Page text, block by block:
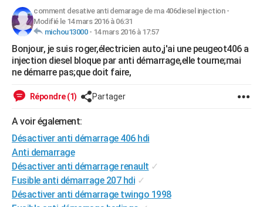
Retraite
Impôts
Epargne
Immobilier
Risques naturels par ville
Banque
Assurance
Crédit
AUTO
Essais
Réserver un essai
Citadines
Berlines
SUV
Forum auto
HIGH-TECH
Mobiles
Meilleur smartphone
Internet
Ordinateurs
Jeux vidéo
Guide high-tech
+BRICOLAGE
SANTE
Alimentation
Guide de la santé
Maladies
Médicaments
Sommeil
VOYAGE
Destinations
City break
Voyage nature
Voyage de noces
Forum
Climat
+PHOTO
GUIDES D'ACHAT
comment desative anti demarage de ma 406diesel injection-
Modifié le 14 mars 2016 à 06:31
michou13000- 14 mars 2016 à 17:57
Bonjour, je suis roger,électricien auto,j'ai une peugeot406 a
injection diesel bloque par anti démarrage,elle tourne;mai
ne démarre pas;que doit faire,
Répondre (1) Partager
A voir également:
Désactiver anti démarrage 406 hdi
Anti demarrage
Désactiver anti démarrage renault ✓
Fusible anti démarrage 207 hdi ✓
Désactiver anti démarrage twingo 1998